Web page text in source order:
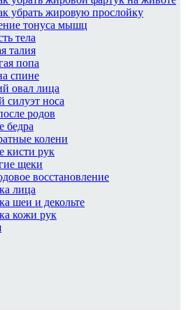
убрать жировую прослойку
тонуса мышц
тела
талия
попа
спине
овал лица
силуэт носа
родов
бедра
колени
кисти рук
щеки
восстановление
лица
шеи и декольте
кожи рук